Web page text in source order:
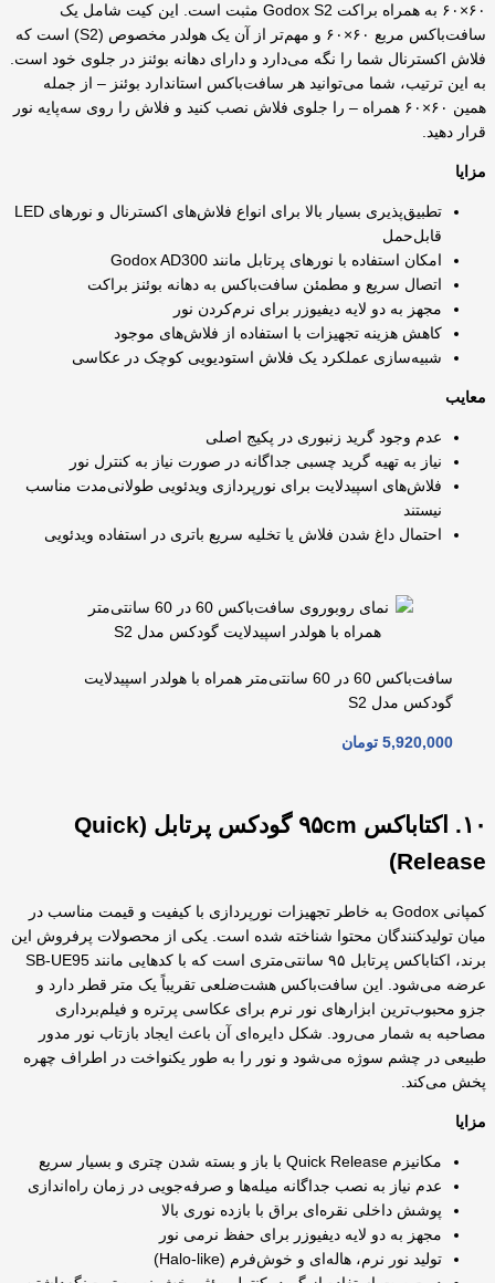
۶۰×۶۰ به همراه براکت Godox S2 مثبت است. این کیت شامل یک
سافت‌باکس مربع ۶۰×۶۰ و مهم‌تر از آن یک هولدر مخصوص (S2) است که
فلاش اکسترنال شما را نگه می‌دارد و دارای دهانه بوئنز در جلوی خود است.
به این ترتیب، شما می‌توانید هر سافت‌باکس استاندارد بوئنز – از جمله
همین ۶۰×۶۰ همراه – را جلوی فلاش نصب کنید و فلاش را روی سه‌پایه نور
قرار دهید.
مزایا
تطبیق‌پذیری بسیار بالا برای انواع فلاش‌های اکسترنال و نورهای LED
قابل‌حمل
امکان استفاده با نورهای پرتابل مانند Godox AD300
اتصال سریع و مطمئن سافت‌باکس به دهانه بوئنز براکت
مجهز به دو لایه دیفیوزر برای نرم‌کردن نور
کاهش هزینه تجهیزات با استفاده از فلاش‌های موجود
شبیه‌سازی عملکرد یک فلاش استودیویی کوچک در عکاسی
معایب
عدم وجود گرید زنبوری در پکیج اصلی
نیاز به تهیه گرید چسبی جداگانه در صورت نیاز به کنترل نور
فلاش‌های اسپیدلایت برای نورپردازی ویدئویی طولانی‌مدت مناسب
نیستند
احتمال داغ شدن فلاش یا تخلیه سریع باتری در استفاده ویدئویی
سافت‌باکس 60 در 60 سانتی‌متر همراه با هولدر اسپیدلایت
گودکس مدل S2
5,920,000 تومان
۱۰. اکتاباکس ۹۵cm گودکس پرتابل (Quick
Release)
کمپانی Godox به خاطر تجهیزات نورپردازی با کیفیت و قیمت مناسب در
میان تولیدکنندگان محتوا شناخته شده است. یکی از محصولات پرفروش این
برند، اکتاباکس پرتابل ۹۵ سانتی‌متری است که با کدهایی مانند SB-UE95
عرضه می‌شود. این سافت‌باکس هشت‌ضلعی تقریباً یک متر قطر دارد و
جزو محبوب‌ترین ابزارهای نور نرم برای عکاسی پرتره و فیلم‌برداری
مصاحبه به شمار می‌رود. شکل دایره‌ای آن باعث ایجاد بازتاب نور مدور
طبیعی در چشم سوژه می‌شود و نور را به طور یکنواخت در اطراف چهره
پخش می‌کند.
مزایا
مکانیزم Quick Release با باز و بسته شدن چتری و بسیار سریع
عدم نیاز به نصب جداگانه میله‌ها و صرفه‌جویی در زمان راه‌اندازی
پوشش داخلی نقره‌ای براق با بازده نوری بالا
مجهز به دو لایه دیفیوزر برای حفظ نرمی نور
تولید نور نرم، هاله‌ای و خوش‌فرم (Halo-like)